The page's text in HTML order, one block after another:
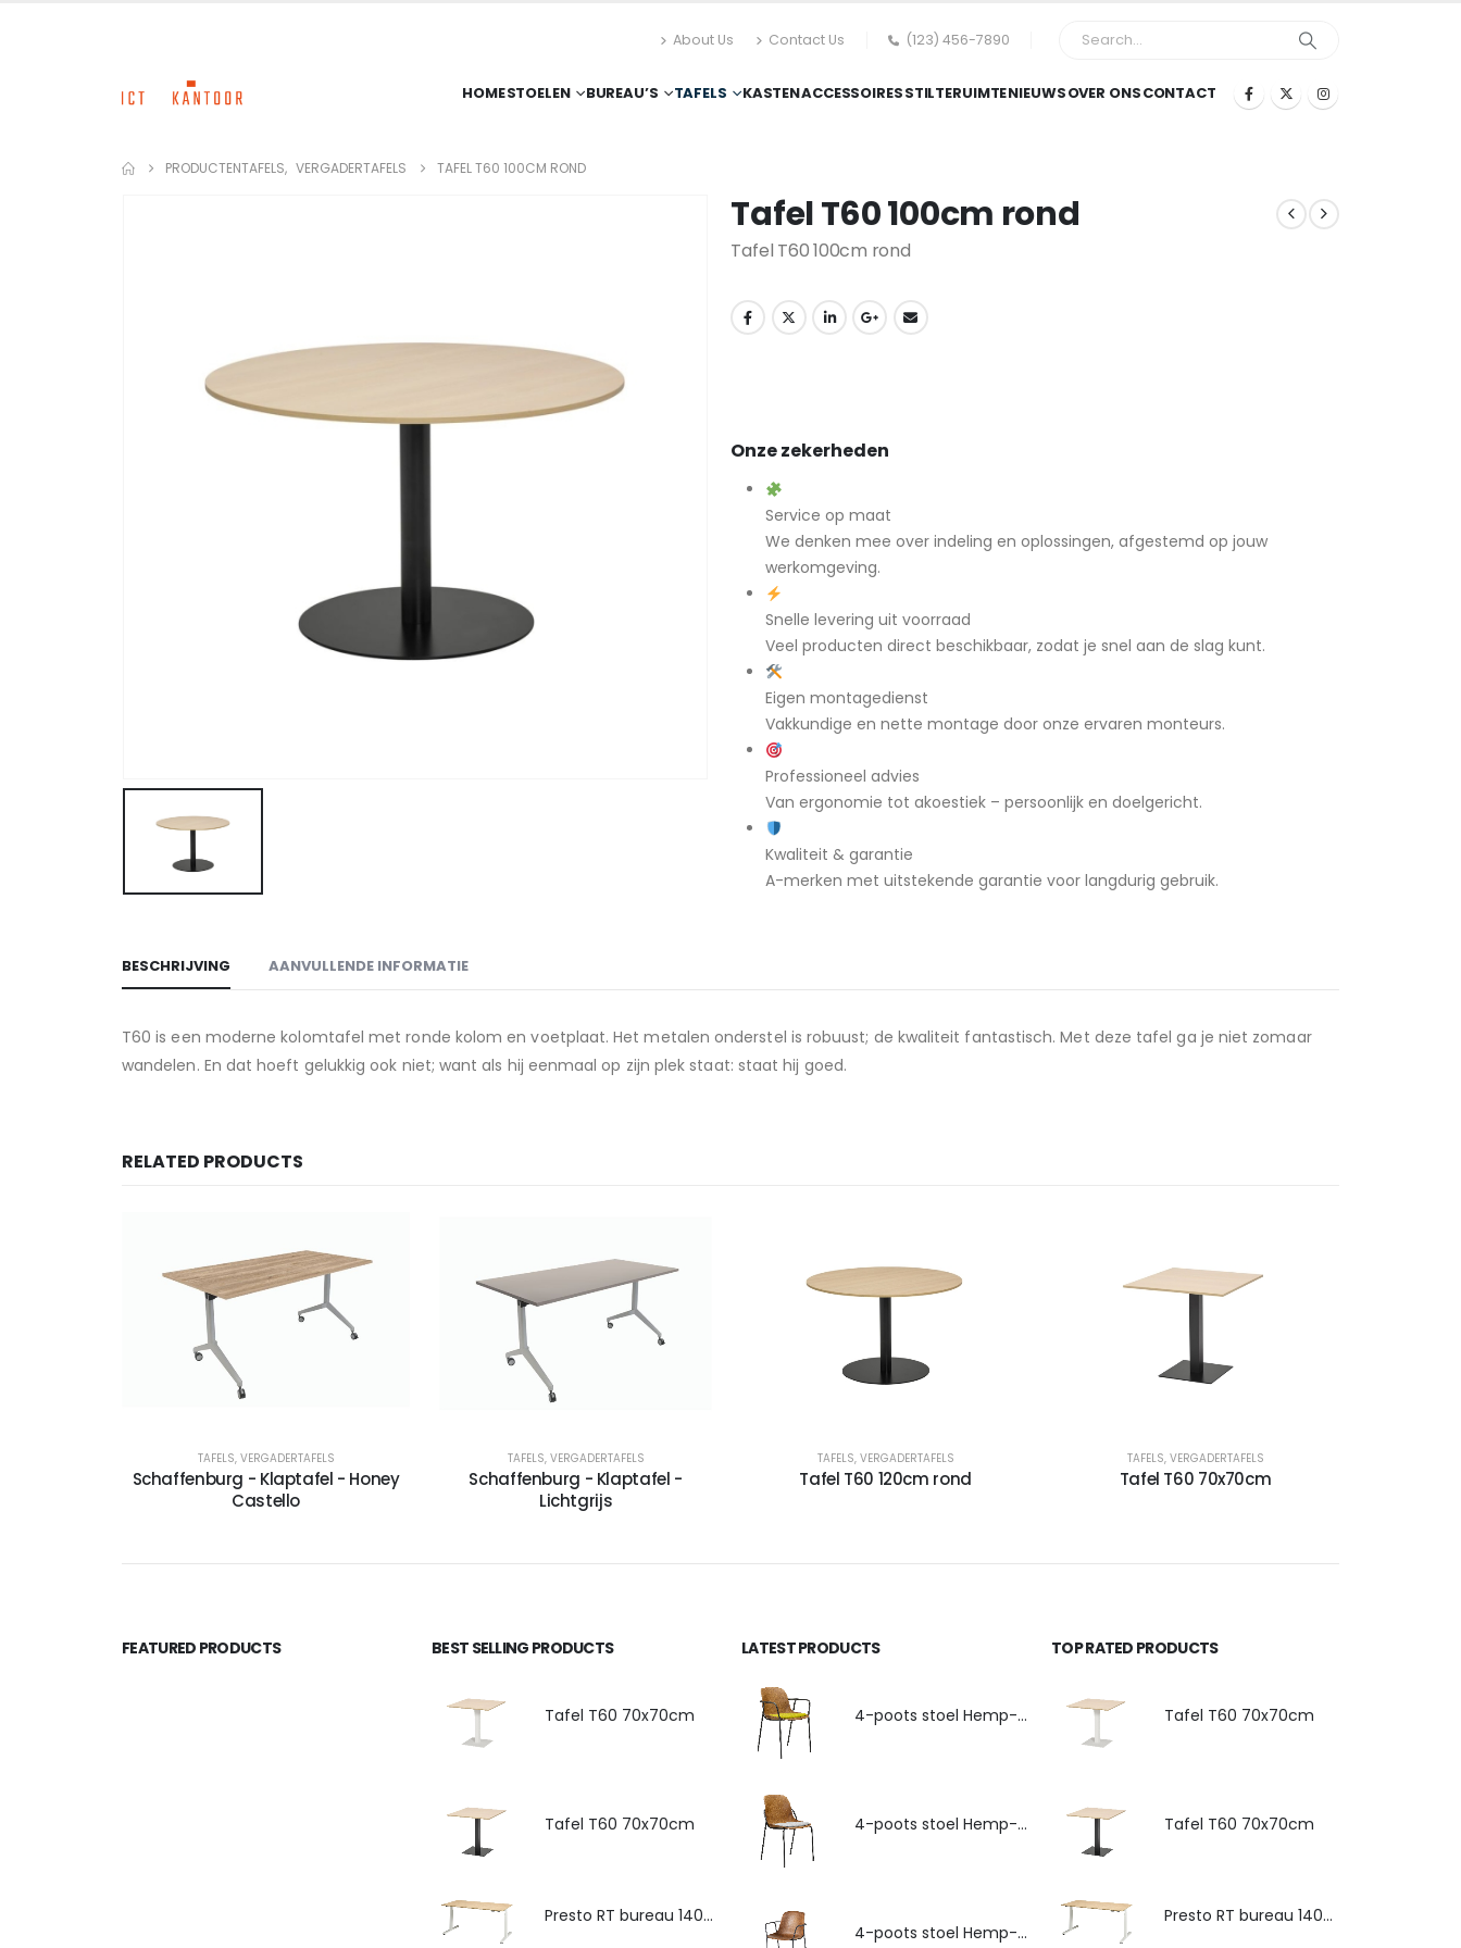
About Us Contact Us (123) 456-7890
HOMESTOELEN BUREAU’S TAFELS KASTENACCESSOIRESSTILTERUIMTENIEUWSOVER ONSCONTACT
PRODUCTENTAFELS, VERGADERTAFELS TAFEL T60 100CM ROND
Tafel T60 100cm rond
Tafel T60 100cm rond
Onze zekerheden
Service op maat
We denken mee over indeling en oplossingen, afgestemd op jouw
werkomgeving.
Snelle levering uit voorraad
Veel producten direct beschikbaar, zodat je snel aan de slag kunt.
Eigen montagedienst
Vakkundige en nette montage door onze ervaren monteurs.
Professioneel advies
Van ergonomie tot akoestiek – persoonlijk en doelgericht.
Kwaliteit & garantie
A-merken met uitstekende garantie voor langdurig gebruik.
BESCHRIJVING AANVULLENDE INFORMATIE
T60 is een moderne kolomtafel met ronde kolom en voetplaat. Het metalen onderstel is robuust; de kwaliteit fantastisch. Met deze tafel ga je niet zomaar
wandelen. En dat hoeft gelukkig ook niet; want als hij eenmaal op zijn plek staat: staat hij goed.
RELATED PRODUCTS
TAFELS, VERGADERTAFELS
Schaffenburg - Klaptafel - Honey
Castello
TAFELS, VERGADERTAFELS
Schaffenburg - Klaptafel -
Lichtgrijs
TAFELS, VERGADERTAFELS
Tafel T60 120cm rond
TAFELS, VERGADERTAFELS
Tafel T60 70x70cm
FEATURED PRODUCTS BEST SELLING PRODUCTS
Tafel T60 70x70cm
Tafel T60 70x70cm
Presto RT bureau 140x80cm
LATEST PRODUCTS
4-poots stoel Hemp-Fine met armlegger
4-poots stoel Hemp-Fine met zitkussen
4-poots stoel Hemp-Fine met armlegger
TOP RATED PRODUCTS
Tafel T60 70x70cm
Tafel T60 70x70cm
Presto RT bureau 140x80cm